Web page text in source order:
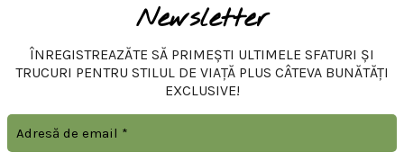
Newsletter
ÎNREGISTREAZĂTE SĂ PRIMEȘTI ULTIMELE SFATURI ȘI
TRUCURI PENTRU STILUL DE VIAȚĂ PLUS CÂTEVA BUNĂTĂȚI
EXCLUSIVE!